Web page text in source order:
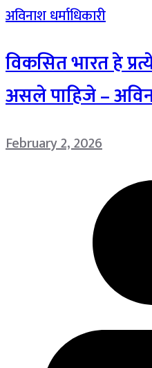
विकसित भारत हे
असले पाहिजे –
February 2, 2026